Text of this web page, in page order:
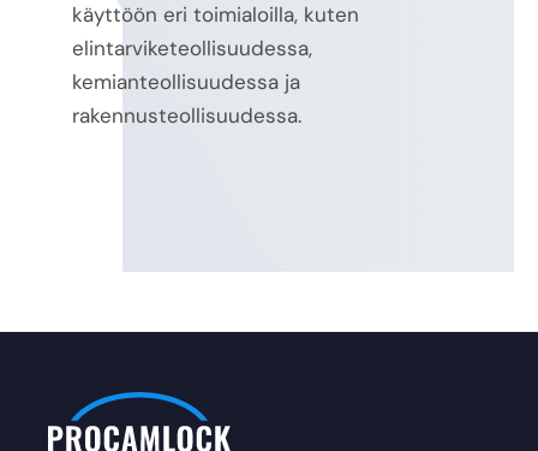
käyttöön eri toimialoilla, kuten
elintarviketeollisuudessa,
kemianteollisuudessa ja
rakennusteollisuudessa.